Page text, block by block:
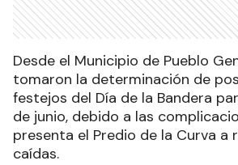
Desde el Municipio de Pueblo
tomaron la determinación de
festejos del Día de la Bandera
de junio, debido a las
presenta el Predio de la Curva a
caídas.